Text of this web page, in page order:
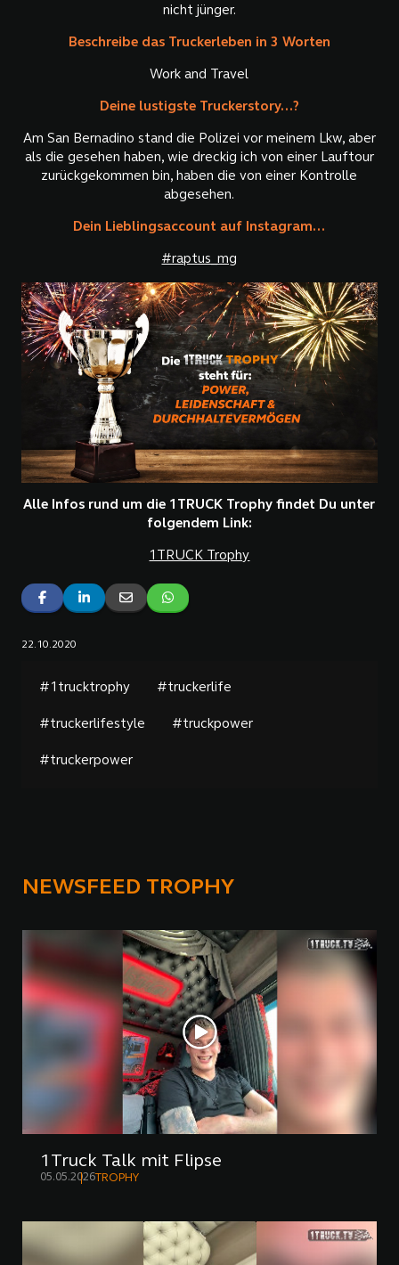
nicht jünger.
Beschreibe das Truckerleben in 3 Worten
Work and Travel
Deine lustigste Truckerstory...?
Am San Bernadino stand die Polizei vor meinem Lkw, aber
als die gesehen haben, wie dreckig ich von einer Lauftour
zurückgekommen bin, haben die von einer Kontrolle
abgesehen.
Dein Lieblingsaccount auf Instagram...
#raptus_mg
Alle Infos rund um die 1TRUCK Trophy findet Du unter
folgendem Link:
1TRUCK Trophy
22.10.2020
#1trucktrophy #truckerlife
#truckerlifestyle #truckpower
#truckerpower
NEWSFEED TROPHY
1Truck Talk mit Flipse
05.05.2026TROPHY